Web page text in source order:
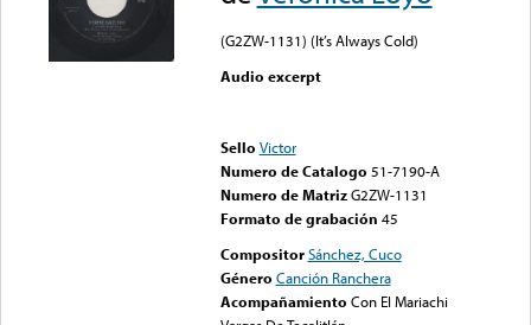
(G2ZW-1131) (It’s Always Cold)
Audio excerpt
Sello Victor
Numero de Catalogo 51-7190-A
Numero de Matriz G2ZW-1131
Formato de grabación 45
Compositor Sánchez, Cuco
Género Canción Ranchera
Acompañamiento Con El Mariachi